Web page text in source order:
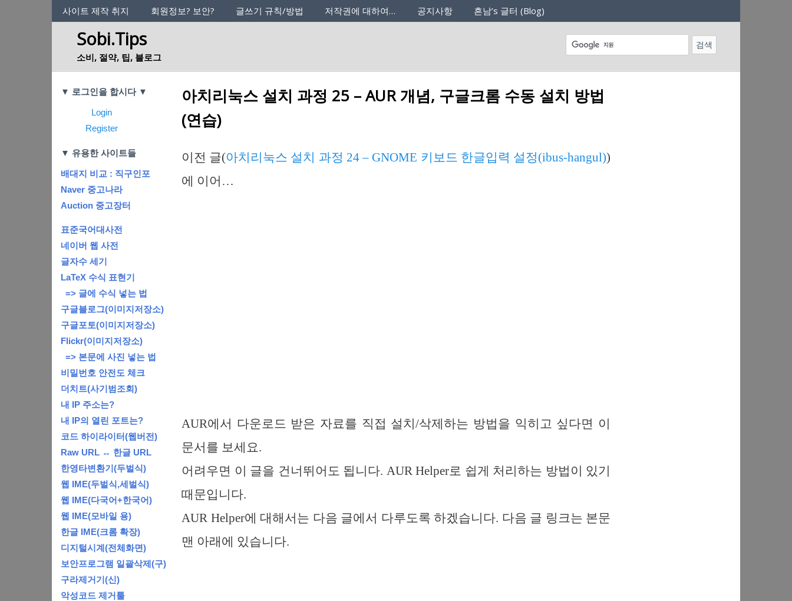
사이트의 정체성
사이트 제작 취지 회원정보? 보안? 글쓰기 규칙/방법 저작권에 대하여… 공지사항 흔남’s 글터 (Blog)
Sobi.Tips
소비, 절약, 팁, 블로그
Categories
아치리눅스 설치 과정 25 – AUR 개념, 구글크롬 수동 설치 방법
(연습)
이전 글(아치리눅스 설치 과정 24 – GNOME 키보드 한글입력 설정(ibus-hangul))
에 이어…
AUR에서 다운로드 받은 자료를 직접 설치/삭제하는 방법을 익히고 싶다면 이
문서를 보세요.
어려우면 이 글을 건너뛰어도 됩니다. AUR Helper로 쉽게 처리하는 방법이 있기
때문입니다.
AUR Helper에 대해서는 다음 글에서 다루도록 하겠습니다. 다음 글 링크는 본문
맨 아래에 있습니다.
▼ 로그인을 합시다 ▼
Login
Register
▼ 유용한 사이트들
배대지 비교 : 직구인포
Naver 중고나라
Auction 중고장터
표준국어대사전
네이버 웹 사전
글자수 세기
LaTeX 수식 표현기
=> 글에 수식 넣는 법
구글블로그(이미지저장소)
구글포토(이미지저장소)
Flickr(이미지저장소)
=> 본문에 사진 넣는 법
비밀번호 안전도 체크
더치트(사기범조회)
내 IP 주소는?
내 IP의 열린 포트는?
코드 하이라이터(웹버전)
Raw URL ↔ 한글 URL
한영타변환기(두벌식)
웹 IME(두벌식,세벌식)
웹 IME(다국어+한국어)
웹 IME(모바일 용)
한글 IME(크롬 확장)
디지털시계(전체화면)
보안프로그램 일괄삭제(구)
구라제거기(신)
악성코드 제거툴